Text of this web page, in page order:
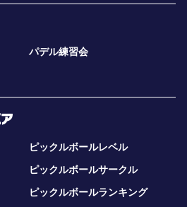
パデル練習会
ピックルボールレベル
ピックルボールサークル
ピックルボールランキング